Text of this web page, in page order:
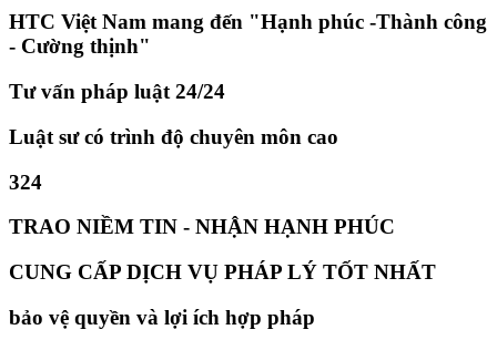
HTC Việt Nam mang đến "Hạnh phúc -Thành công
- Cường thịnh"
Tư vấn pháp luật 24/24
Luật sư có trình độ chuyên môn cao
324
TRAO NIỀM TIN - NHẬN HẠNH PHÚC
CUNG CẤP DỊCH VỤ PHÁP LÝ TỐT NHẤT
bảo vệ quyền và lợi ích hợp pháp